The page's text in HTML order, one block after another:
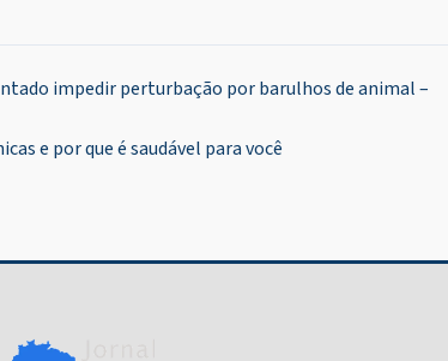
impedir perturbação por barulhos de animal –
e por que é saudável para você